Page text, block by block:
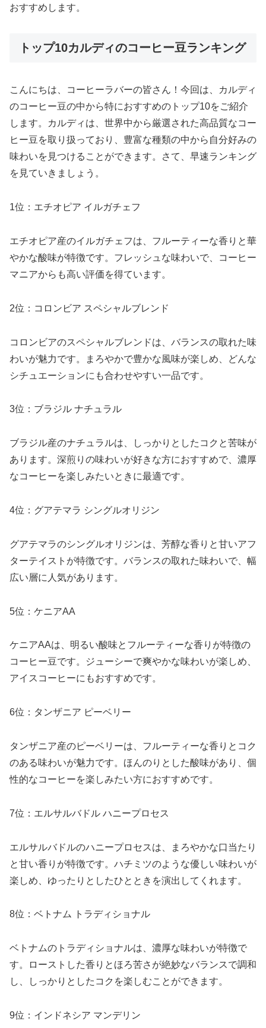
おすすめします。
トップ10カルディのコーヒー豆ランキング
こんにちは、コーヒーラバーの皆さん！今回は、カルディ
のコーヒー豆の中から特におすすめのトップ10をご紹介
します。カルディは、世界中から厳選された高品質なコー
ヒー豆を取り扱っており、豊富な種類の中から自分好みの
味わいを見つけることができます。さて、早速ランキング
を見ていきましょう。
1位：エチオピア イルガチェフ
エチオピア産のイルガチェフは、フルーティーな香りと華
やかな酸味が特徴です。フレッシュな味わいで、コーヒー
マニアからも高い評価を得ています。
2位：コロンビア スペシャルブレンド
コロンビアのスペシャルブレンドは、バランスの取れた味
わいが魅力です。まろやかで豊かな風味が楽しめ、どんな
シチュエーションにも合わせやすい一品です。
3位：ブラジル ナチュラル
ブラジル産のナチュラルは、しっかりとしたコクと苦味が
あります。深煎りの味わいが好きな方におすすめで、濃厚
なコーヒーを楽しみたいときに最適です。
4位：グアテマラ シングルオリジン
グアテマラのシングルオリジンは、芳醇な香りと甘いアフ
ターテイストが特徴です。バランスの取れた味わいで、幅
広い層に人気があります。
5位：ケニアAA
ケニアAAは、明るい酸味とフルーティーな香りが特徴の
コーヒー豆です。ジューシーで爽やかな味わいが楽しめ、
アイスコーヒーにもおすすめです。
6位：タンザニア ピーベリー
タンザニア産のピーベリーは、フルーティーな香りとコク
のある味わいが魅力です。ほんのりとした酸味があり、個
性的なコーヒーを楽しみたい方におすすめです。
7位：エルサルバドル ハニープロセス
エルサルバドルのハニープロセスは、まろやかな口当たり
と甘い香りが特徴です。ハチミツのような優しい味わいが
楽しめ、ゆったりとしたひとときを演出してくれます。
8位：ベトナム トラディショナル
ベトナムのトラディショナルは、濃厚な味わいが特徴で
す。ローストした香りとほろ苦さが絶妙なバランスで調和
し、しっかりとしたコクを楽しむことができます。
9位：インドネシア マンデリン